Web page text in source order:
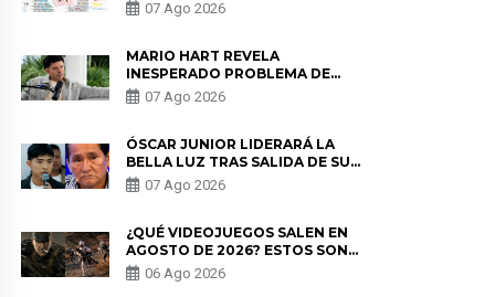
07 Ago 2026
MARIO HART REVELA
INESPERADO PROBLEMA DE
SALUD ANTES DE SEPARARSE DE
KORINA: “ME ENCONTRARON UN
07 Ago 2026
ÓSCAR JUNIOR LIDERARÁ LA
BELLA LUZ TRAS SALIDA DE SU
PADRE POR POLÉMICA CON
NALDY SALDAÑA
07 Ago 2026
¿QUÉ VIDEOJUEGOS SALEN EN
AGOSTO DE 2026? ESTOS SON
LOS ESTRENOS MÁS ESPERADOS
06 Ago 2026